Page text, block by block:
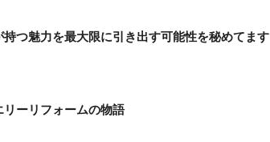
つ魅力を最大限に引き出す可能性を秘めてます
ーリフォームの物語